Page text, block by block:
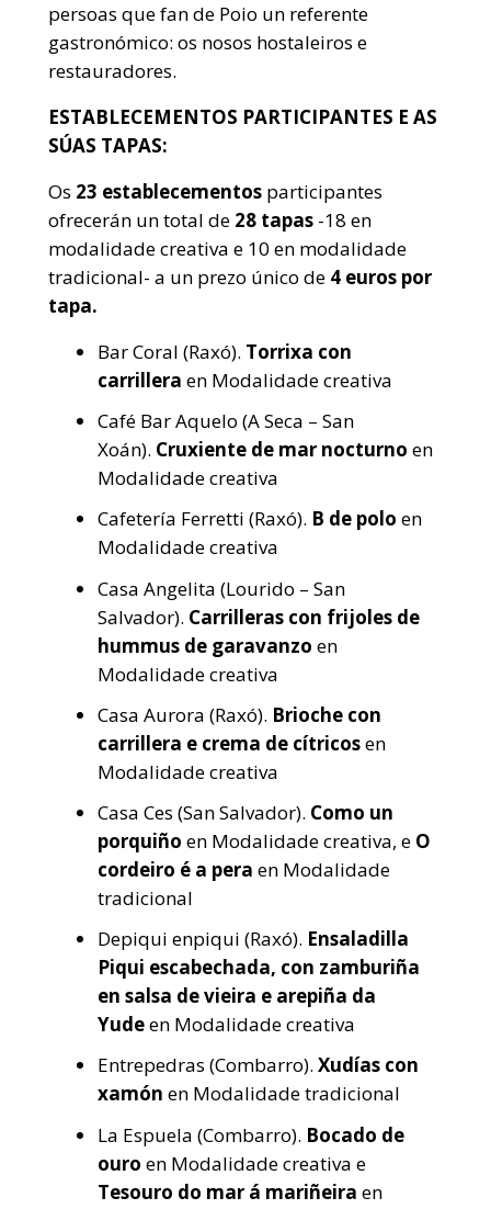
persoas que fan de Poio un referente
gastronómico: os nosos hostaleiros e
restauradores.
ESTABLECEMENTOS PARTICIPANTES E AS
SÚAS TAPAS:
Os 23 establecementos participantes
ofrecerán un total de 28 tapas -18 en
modalidade creativa e 10 en modalidade
tradicional- a un prezo único de 4 euros por
tapa.
Bar Coral (Raxó). Torrixa con
carrillera en Modalidade creativa
Café Bar Aquelo (A Seca – San
Xoán). Cruxiente de mar nocturno en
Modalidade creativa
Cafetería Ferretti (Raxó). B de polo en
Modalidade creativa
Casa Angelita (Lourido – San
Salvador). Carrilleras con frijoles de
hummus de garavanzo en
Modalidade creativa
Casa Aurora (Raxó). Brioche con
carrillera e crema de cítricosen
Modalidade creativa
Casa Ces (San Salvador). Como un
porquiño en Modalidade creativa, e O
cordeiro é a pera en Modalidade
tradicional
Depiqui enpiqui (Raxó). Ensaladilla
Piqui escabechada, con zamburiña
en salsa de vieira e arepiña da
Yudeen Modalidade creativa
Entrepedras (Combarro). Xudías con
xamón en Modalidade tradicional
La Espuela (Combarro). Bocado de
ouro en Modalidade creativa e
Tesouro do mar á mariñeira en